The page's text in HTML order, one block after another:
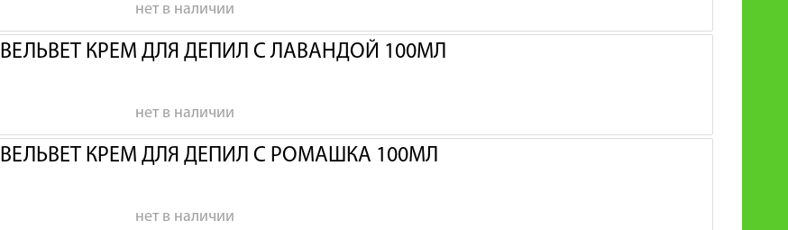
нет в наличии
ВЕЛЬВЕТ КРЕМ ДЛЯ ДЕПИЛ С ЛАВАНДОЙ 100МЛ
нет в наличии
ВЕЛЬВЕТ КРЕМ ДЛЯ ДЕПИЛ С РОМАШКА 100МЛ
нет в наличии